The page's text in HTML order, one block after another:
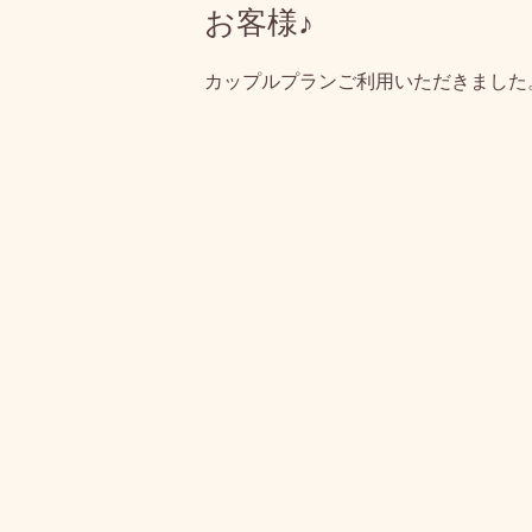
お客様♪
カップルプランご利用いただきました